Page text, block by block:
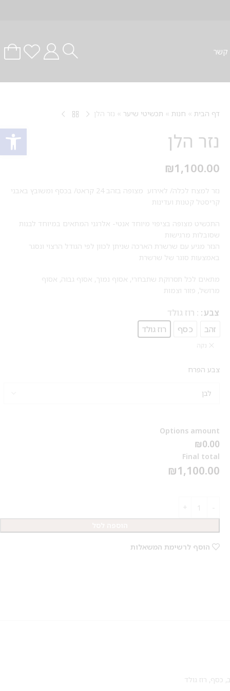
פתח
קשר
דף הבית » חנות » תכשיטי שיער » נזר הלן
נזר הלן
₪1,100.00
נזר למצח לכלה/ לאירוע מצופה בזהב 24 קראט/ בכסף ומשובץ באבני
קריסטל קטנות ועדינות
התכשיט מצופה בציפוי מיוחד אנטי- אלרגני המתאים במיוחד לבנות
שסובלות מרגישות
הנזר מגיע עם שרשרת הארכה שניתן לכוון לפי הגודל הרצוי ונסגר
באמצעות סוגר של שרשרת
מתאים לכל תסרוקת שתבחרי, אסוף נמוך, אסוף גבוה, אסוף
מרושל, פזור וצמות
צבע : רוז גולד
זהב
כסף רוז גולד
נקה
צבע הפרח
Options amount
₪0.00
Final total
₪1,100.00
הוסף לרשימת המשאלות
, כסף, רוז גולד